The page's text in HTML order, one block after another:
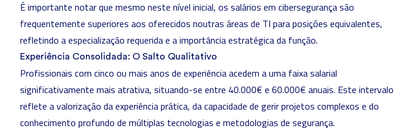
É importante notar que mesmo neste nível inicial, os salários em cibersegurança são
frequentemente superiores aos oferecidos noutras áreas de TI para posições equivalentes,
refletindo a especialização requerida e a importância estratégica da função.
Experiência Consolidada: O Salto Qualitativo
Profissionais com cinco ou mais anos de experiência acedem a uma faixa salarial
significativamente mais atrativa, situando-se entre 40.000€ e 60.000€ anuais. Este intervalo
reflete a valorização da experiência prática, da capacidade de gerir projetos complexos e do
conhecimento profundo de múltiplas tecnologias e metodologias de segurança.